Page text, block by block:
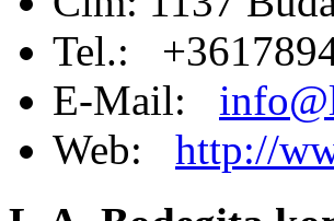
Tel.:
E-Mail:
Web: http://